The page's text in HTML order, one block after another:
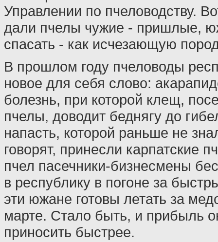
Управлении по пчеловодству.
дали пчелы чужие - пришлые,
спасать - как исчезающую
В прошлом году пчеловоды
новое для себя слово:
болезнь, при которой клещ,
пчелы, доводит беднягу до
напасть, которой раньше не
говорят, принесли карпатские
пчел пасечники-бизнесмены
в республику в погоне за
эти южане готовы летать за
марте. Стало быть, и прибыль
приносить быстрее.